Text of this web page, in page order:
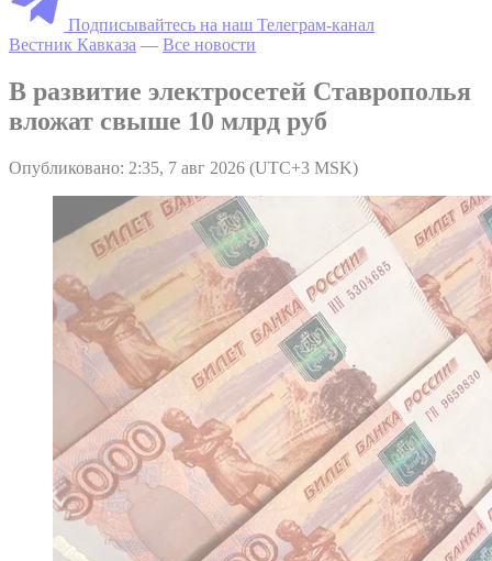
Подписывайтесь на наш Телеграм-канал
Вестник Кавказа — Все новости
В развитие электросетей Ставрополья
вложат свыше 10 млрд руб
Опубликовано: 2:35, 7 авг 2026 (UTC+3 MSK)